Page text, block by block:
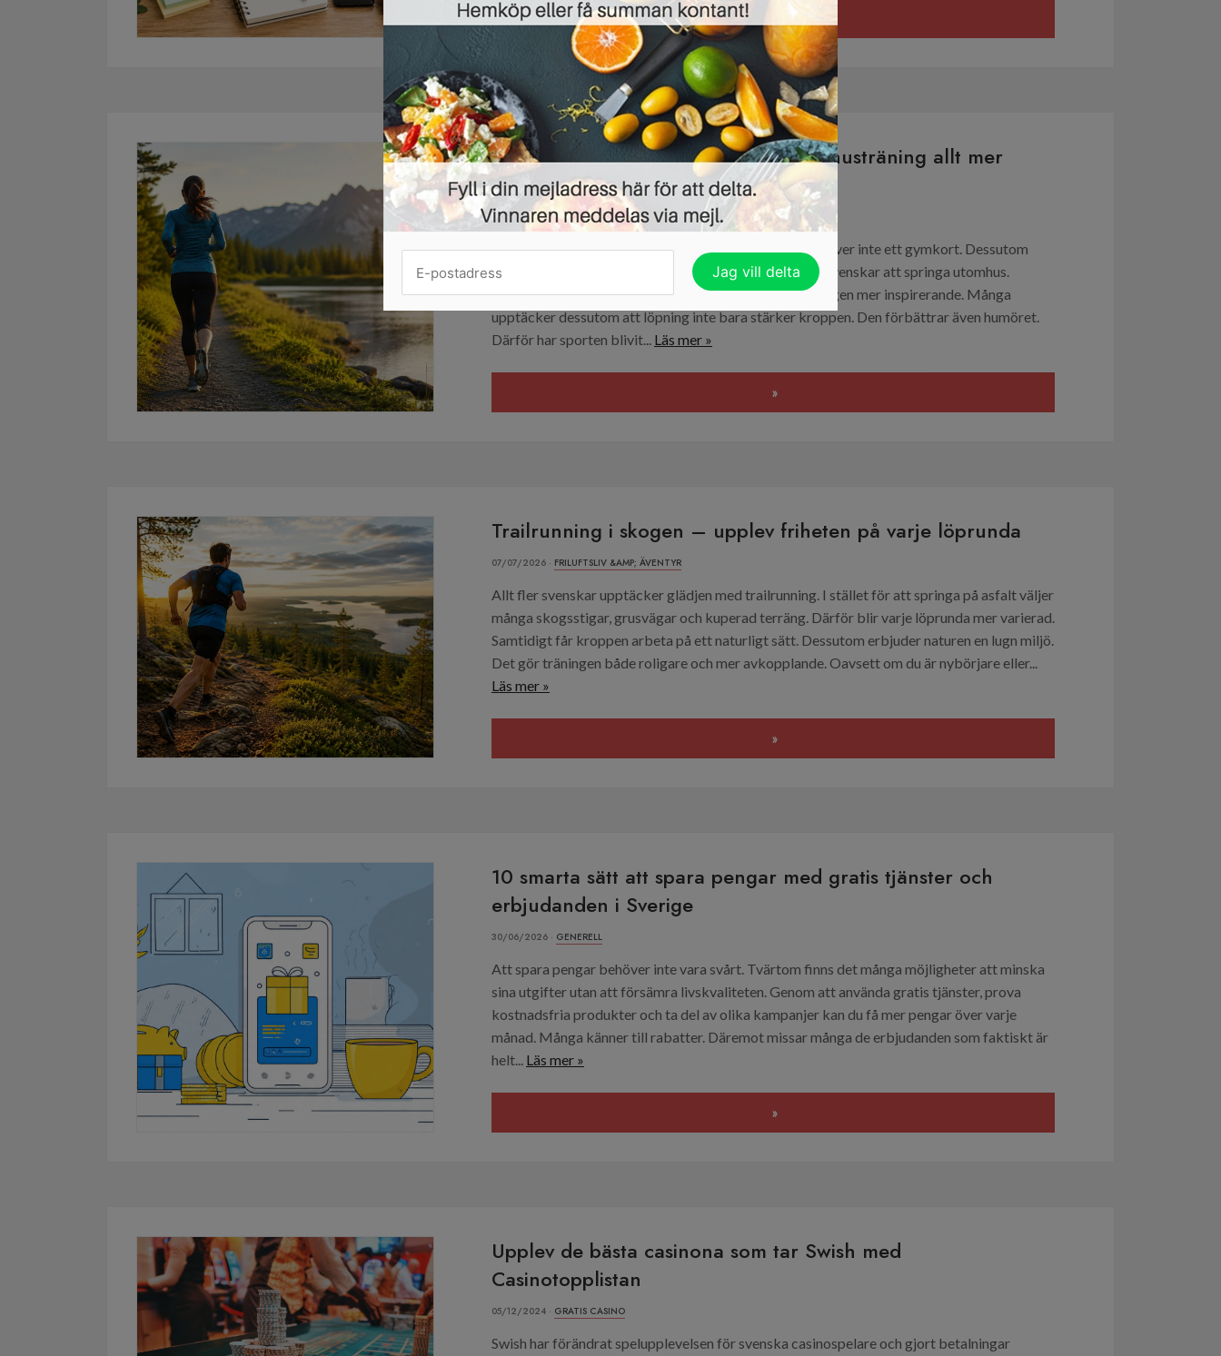
Löpning i naturen – därför blir utomhusträning allt mer
populär i Sverige
14/07/2026 ·SPORT &AMP; MOTION
Löpning är en av de enklaste träningsformerna. Du behöver inte ett gymkort. Dessutom
krävs bara ett par bra löparskor. Därför väljer allt fler svenskar att springa utomhus.
Samtidigt erbjuder naturen en lugn miljö som gör träningen mer inspirerande. Många
upptäcker dessutom att löpning inte bara stärker kroppen. Den förbättrar även humöret.
Därför har sporten blivit... Läs mer »
»
Trailrunning i skogen – upplev friheten på varje löprunda
07/07/2026 · FRILUFTSLIV &AMP; ÄVENTYR
Allt fler svenskar upptäcker glädjen med trailrunning. I stället för att springa på asfalt väljer
många skogsstigar, grusvägar och kuperad terräng. Därför blir varje löprunda mer varierad.
Samtidigt får kroppen arbeta på ett naturligt sätt. Dessutom erbjuder naturen en lugn miljö.
Det gör träningen både roligare och mer avkopplande. Oavsett om du är nybörjare eller...
Läs mer »
»
10 smarta sätt att spara pengar med gratis tjänster och
erbjudanden i Sverige
30/06/2026 · GENERELL
Att spara pengar behöver inte vara svårt. Tvärtom finns det många möjligheter att minska
sina utgifter utan att försämra livskvaliteten. Genom att använda gratis tjänster, prova
kostnadsfria produkter och ta del av olika kampanjer kan du få mer pengar över varje
månad. Många känner till rabatter. Däremot missar många de erbjudanden som faktiskt är
helt... Läs mer »
»
Upplev de bästa casinona som tar Swish med
Casinotopplistan
05/12/2024 · GRATIS CASINO
Swish har förändrat spelupplevelsen för svenska casinospelare och gjort betalningar